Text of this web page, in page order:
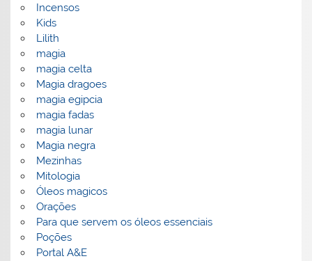
Incensos
Kids
Lilith
magia
magia celta
Magia dragoes
magia egipcia
magia fadas
magia lunar
Magia negra
Mezinhas
Mitologia
Óleos magicos
Orações
Para que servem os óleos essenciais
Poções
Portal A&E